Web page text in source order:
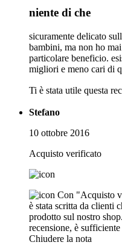
niente di che
sicuramente delicato
bambini, ma non ho
particolare beneficio.
migliori e meno cari di
Ti è stata utile questa
Stefano
10 ottobre 2016
Acquisto verificato
Con "Acquisto
è stata scritta da clienti
prodotto sul nostro
recensione, è
Chiudere la nota